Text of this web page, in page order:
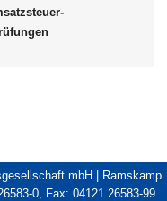
mbH | Ramskamp
0, Fax: 04121 26583-99